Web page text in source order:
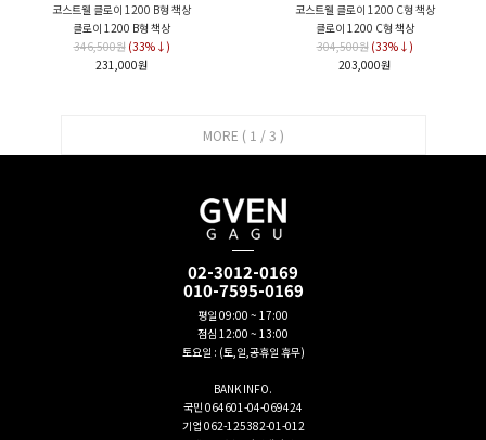
코스트웰 클로이 1200 B형 책상
클로이 1200 B형 책상
346,500원 (33%↓)
231,000원
코스트웰 클로이 1200 C형 책상
클로이 1200 C형 책상
304,500원 (33%↓)
203,000원
MORE ( 1 /3 )
02-3012-0169
010-7595-0169
평일 09:00 ~ 17:00
점심 12:00 ~ 13:00
토요일 : (토,일,공휴일 휴무)
BANK INFO.
국민 064601-04-069424
기업 062-125382-01-012